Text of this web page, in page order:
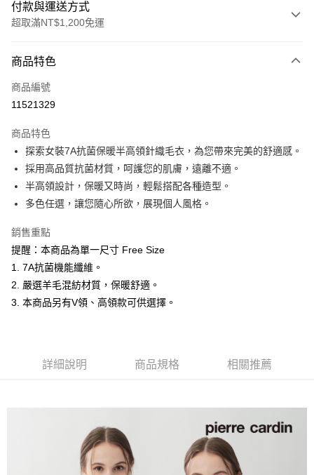
付款與運送方式
超取滿NT$1,200免運
信用卡一次付款
超商取貨付款
Apple Pay
悠遊付
Google Pay
ATM付款
全家取貨付款
每筆NT$60，滿NT$1,200(含以上)免運費
萊爾富取貨付款
每筆NT$60，滿NT$1,200(含以上)免運費
商品特色
商品編號
11521329
商品特色
探索女裝7A抗菌保暖半高領針織毛衣，為您帶來完美的舒適感。
採用高品質抗菌材質，呵護您的肌膚，遠離不適。
半高領設計，保暖又時尚，輕鬆搭配各種造型。
多色任選，讓您隨心所欲，展現個人風格。
銷售重點
提醒：本商品為單一尺寸 Free Size
1. 7A抗菌機能纖維。
2. 嚴選羊毛混紡材質，保暖舒適。
3. 本商品另有V領、高領款可供選擇。
詳細說明 商品規格 相關推薦